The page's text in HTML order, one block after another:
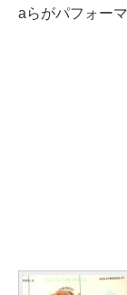
aらがパフォー